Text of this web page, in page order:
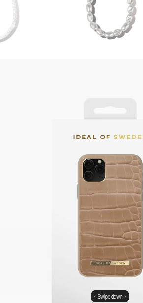
Swipe down